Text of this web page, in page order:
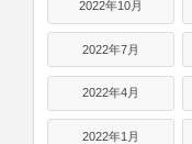
2022年10月
2022年7月
2022年4月
2022年1月